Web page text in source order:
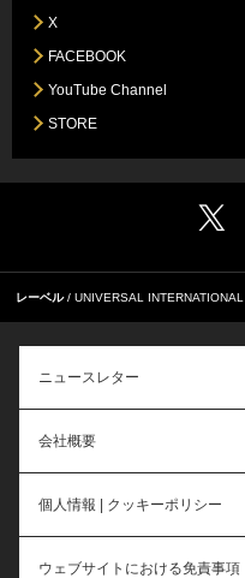
X
FACEBOOK
YouTube Channel
STORE
レーベル UNIVERSAL INTERNATIONAL
ニュースレター
会社概要
個人情報 | クッキーポリシー
ウェブサイトにおける免責事項